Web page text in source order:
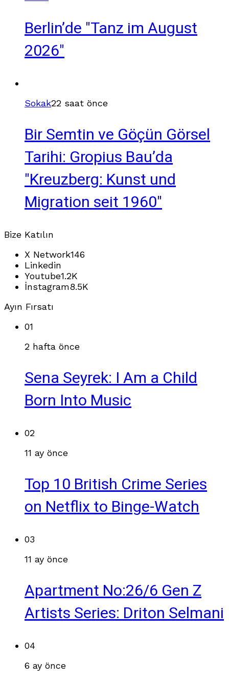
Berlin’de "Tanz im August
2026"
Sokak22 saat önce
Bir Semtin ve Göçün Görsel
Tarihi: Gropius Bau’da
"Kreuzberg: Kunst und
Migration seit 1960"
Bize Katılın
X Network146
Linkedin
Youtube1.2K
İnstagram8.5K
Ayın Fırsatı
01
2 hafta önce
Sena Seyrek: I Am a Child
Born Into Music
02
11 ay önce
Top 10 British Crime Series
on Netflix to Binge-Watch
03
11 ay önce
Apartment No:26/6 Gen Z
Artists Series: Driton Selmani
04
6 ay önce